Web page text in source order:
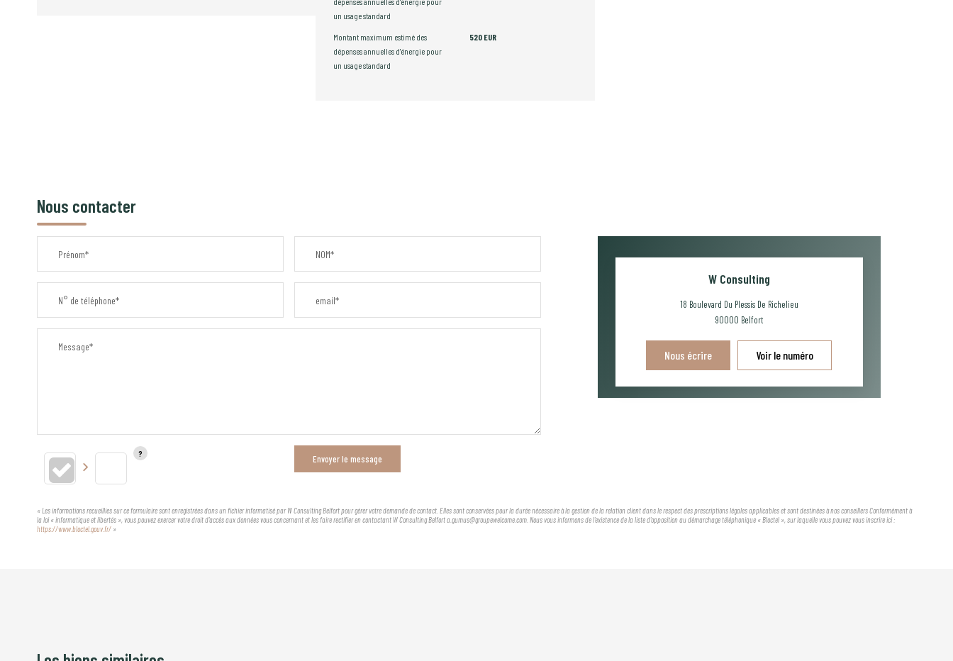
un usage standard
Montant maximum estimé des
dépenses annuelles d'énergie pour
un usage standard
520 EUR
Nous contacter
Prénom* NOM*
N° de téléphone* email*
Message*
Envoyer le message
W Consulting
18 Boulevard Du Plessis De Richelieu
90000 Belfort
Nous écrire Voir le numéro
« Les informations recueillies sur ce formulaire sont enregistrées dans un fichier informatisé par W Consulting Belfort pour gérer votre demande de contact. Elles sont conservées pour la durée nécessaire à la gestion de la relation client dans le respect des prescriptions légales applicables et sont destinées à nos conseillers Conformément à
la loi « informatique et libertés », vous pouvez exercer votre droit d'accès aux données vous concernant et les faire rectifier en contactant W Consulting Belfort a.gumus@groupewelcome.com. Nous vous informons de l'existence de la liste d'opposition au démarchage téléphonique « Bloctel », sur laquelle vous pouvez vous inscrire ici :
https://www.bloctel.gouv.fr/ »